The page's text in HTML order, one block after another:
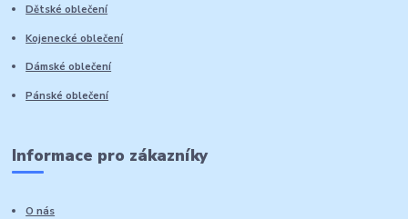
Dětské oblečení
Kojenecké oblečení
Dámské oblečení
Pánské oblečení
Informace pro zákazníky
O nás